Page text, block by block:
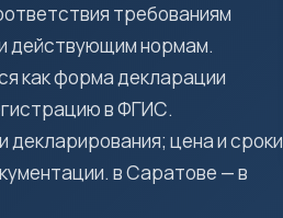
требованиям
действующим нормам.
как форма декларации
в ФГИС.
декларирования; цена и сроки
в Саратове — в